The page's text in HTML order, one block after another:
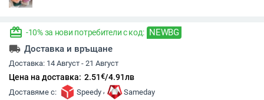
redeem -10% за нови потребители с код: NEWBG
local_shipping Доставка и връщане
Доставка: 14 Август - 21 Август
Цена на доставка: 2.51€/4.91лв
Доставяме с: Speedy ,
Sameday